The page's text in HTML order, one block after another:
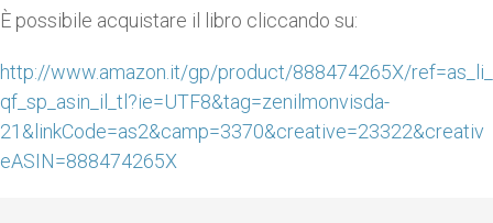
È possibile acquistare il libro cliccando su:
http://www.amazon.it/gp/product/888474265X/ref=as_li_
qf_sp_asin_il_tl?ie=UTF8&tag=zenilmonvisda-
21&linkCode=as2&camp=3370&creative=23322&creativ
eASIN=888474265X